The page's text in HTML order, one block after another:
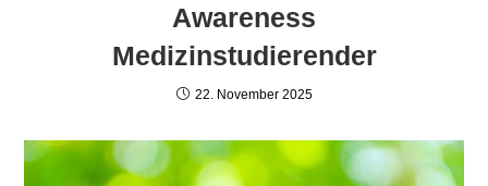
Awareness
Medizinstudierender
22. November 2025